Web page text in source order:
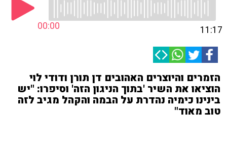
00:00 11:17
הזמרים והיוצרים האהובים דן תורן ודודי לוי
הוציאו את השיר 'בתוך הניגון הזה' וסיפרו: "יש
בינינו כימיה נהדרת על הבמה והקהל מגיב לזה
טוב מאוד"